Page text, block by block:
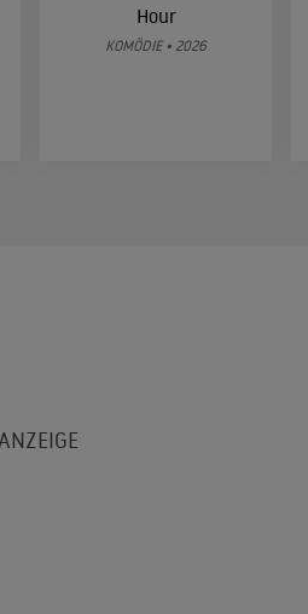
Hour
KOMÖDIE • 2026